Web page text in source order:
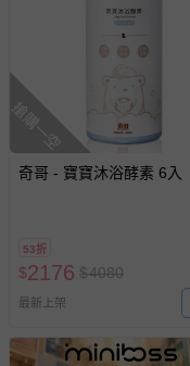
搶購一空
奇哥 - 寶寶沐浴酵素 6入
53折
$2176 $4080
最新上架